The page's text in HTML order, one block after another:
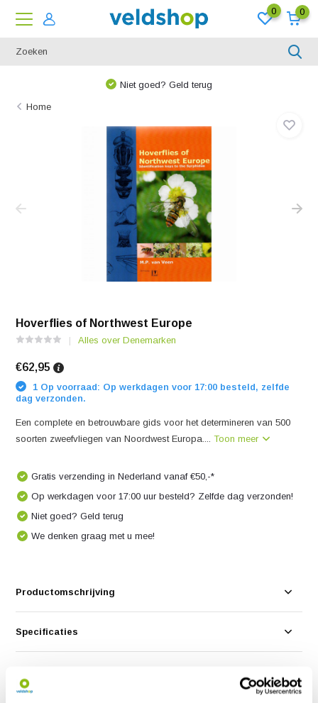
0 0
Niet goed? Geld terug
Home
Hoverflies of Northwest Europe
Alles over Denemarken
€62,95
1 Op voorraad: Op werkdagen voor 17:00 besteld, zelfde
dag verzonden.
Een complete en betrouwbare gids voor het determineren van 500
soorten zweefvliegen van Noordwest Europa....Toon meer
Gratis verzending in Nederland vanaf €50,-*
Op werkdagen voor 17:00 uur besteld? Zelfde dag verzonden!
Niet goed? Geld terug
We denken graag met u mee!
Productomschrijving
Specificaties